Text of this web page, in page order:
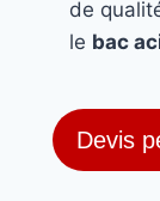
de
le bac
Devis